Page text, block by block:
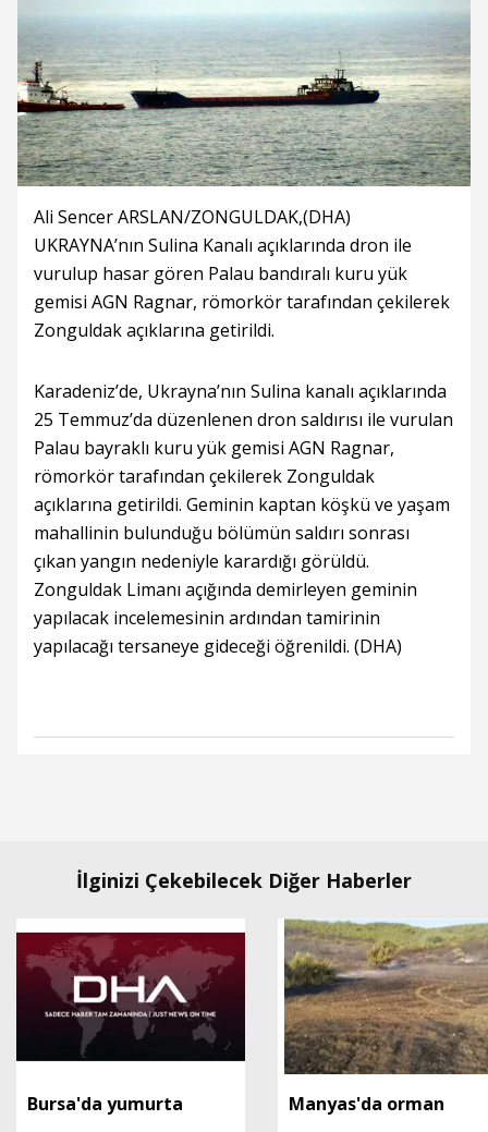
Ali Sencer ARSLAN/ZONGULDAK,(DHA)
UKRAYNA’nın Sulina Kanalı açıklarında dron ile
vurulup hasar gören Palau bandıralı kuru yük
gemisi AGN Ragnar, römorkör tarafından çekilerek
Zonguldak açıklarına getirildi.
Karadeniz’de, Ukrayna’nın Sulina kanalı açıklarında
25 Temmuz’da düzenlenen dron saldırısı ile vurulan
Palau bayraklı kuru yük gemisi AGN Ragnar,
römorkör tarafından çekilerek Zonguldak
açıklarına getirildi. Geminin kaptan köşkü ve yaşam
mahallinin bulunduğu bölümün saldırı sonrası
çıkan yangın nedeniyle karardığı görüldü.
Zonguldak Limanı açığında demirleyen geminin
yapılacak incelemesinin ardından tamirinin
yapılacağı tersaneye gideceği öğrenildi. (DHA)
İlginizi Çekebilecek Diğer Haberler
Bursa'da yumurta
Manyas'da orman